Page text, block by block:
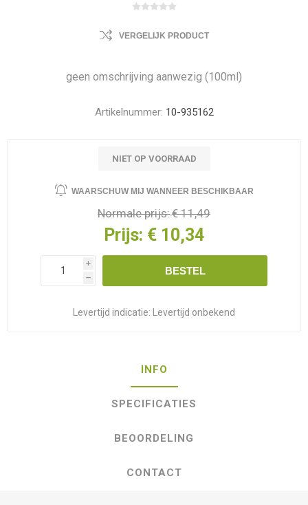
VERGELIJK PRODUCT
geen omschrijving aanwezig (100ml)
Artikelnummer: 10-935162
NIET OP VOORRAAD
WAARSCHUW MIJ WANNEER BESCHIKBAAR
Normale prijs:€ 11,49
Prijs: € 10,34
i
h
BESTEL
Levertijd indicatie: Levertijd onbekend
INFO
SPECIFICATIES
BEOORDELING
CONTACT